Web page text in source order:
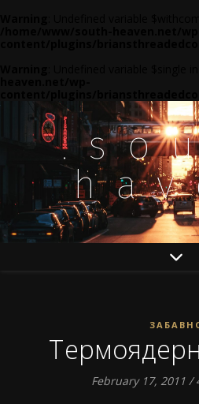
February 17, 2011 /